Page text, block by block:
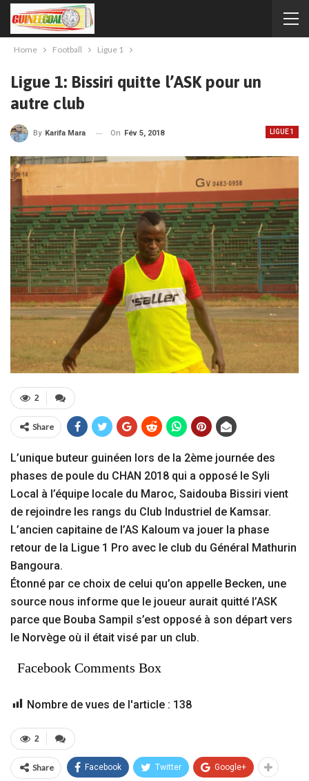
Home Football Ligue 1
Ligue 1: Bissiri quitte l’ASK pour un
autre club
LIGUE 1
By Karifa Mara On Fév 5, 2018
2
Share
L’unique buteur guinéen lors de la 2ème journée des
phases de poule du CHAN 2018 qui a opposé le Syli
Local à l’équipe locale du Maroc, Saidouba Bissiri vient
de rejoindre les rangs du Club Industriel de Kamsar.
L’ancien capitaine de l’AS Kaloum va jouer la phase
retour de la Ligue 1 Pro avec le club du Général Mathurin
Bangoura.
Étonné par ce choix de celui qu’on appelle Becken, une
source nous informe que le joueur aurait quitté l’ASK
parce que Bouba Sampil s’est opposé à son départ vers
le Norvège où il était visé par un club.
Facebook Comments Box
Nombre de vues de l'article : 138
2
Share Facebook Twitter Google+